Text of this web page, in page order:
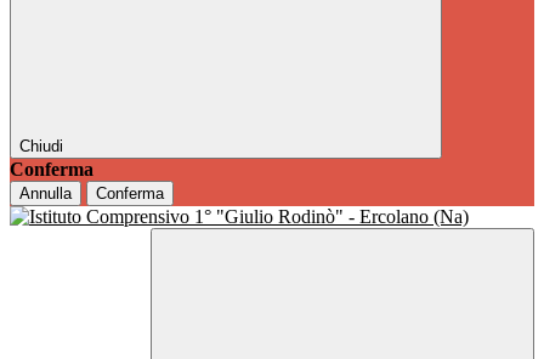
Chiudi
Conferma
Annulla Conferma